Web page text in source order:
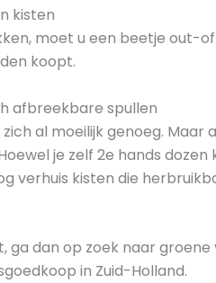
kisten
moet u een beetje
koopt.
afbreekbare spullen
zich al moeilijk genoeg.
je zelf 2e hands
verhuis kisten die
ga dan op zoek naar
in Zuid-Holland.